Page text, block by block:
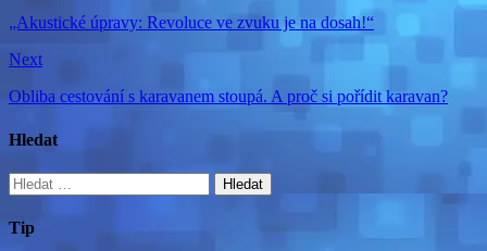
„Akustické úpravy: Revoluce ve zvuku je na dosah!“
Next
Obliba cestování s karavanem stoupá. A proč si pořídit karavan?
Hledat
Vyhledávání
Tip